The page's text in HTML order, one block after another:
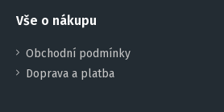
Vše o nákupu
Obchodní podmínky
Doprava a platba